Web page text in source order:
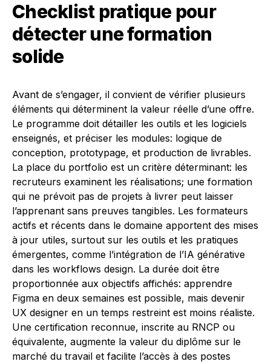
Checklist pratique pour
détecter une formation
solide
Avant de s’engager, il convient de vérifier plusieurs
éléments qui déterminent la valeur réelle d’une offre.
Le programme doit détailler les outils et les logiciels
enseignés, et préciser les modules: logique de
conception, prototypage, et production de livrables.
La place du portfolio est un critère déterminant: les
recruteurs examinent les réalisations; une formation
qui ne prévoit pas de projets à livrer peut laisser
l’apprenant sans preuves tangibles. Les formateurs
actifs et récents dans le domaine apportent des mises
à jour utiles, surtout sur les outils et les pratiques
émergentes, comme l’intégration de l’IA générative
dans les workflows design. La durée doit être
proportionnée aux objectifs affichés: apprendre
Figma en deux semaines est possible, mais devenir
UX designer en un temps restreint est moins réaliste.
Une certification reconnue, inscrite au RNCP ou
équivalente, augmente la valeur du diplôme sur le
marché du travail et facilite l’accès à des postes